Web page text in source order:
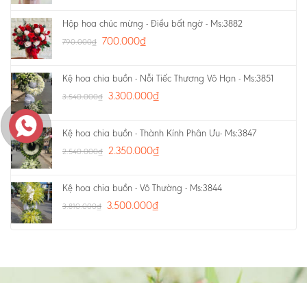
Hộp hoa chúc mừng - Điều bất ngờ - Ms:3882
790.000₫ 700.000₫
Kệ hoa chia buồn - Nỗi Tiếc Thương Vô Hạn - Ms:3851
3.540.000₫ 3.300.000₫
Kệ hoa chia buồn - Thành Kính Phân Ưu- Ms:3847
2.540.000₫ 2.350.000₫
Kệ hoa chia buồn - Vô Thường - Ms:3844
3.810.000₫ 3.500.000₫